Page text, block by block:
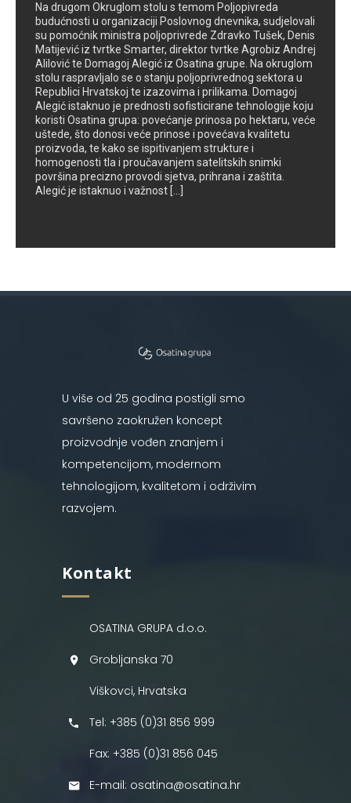
Na drugom Okruglom stolu s temom Poljopivreda
budućnosti u organizaciji Poslovnog dnevnika, sudjelovali
su pomoćnik ministra poljoprivrede Zdravko Tušek, Denis
Matijević iz tvrtke Smarter, direktor tvrtke Agrobiz Andrej
Alilović te Domagoj Alegić iz Osatina grupe. Na okruglom
stolu raspravljalo se o stanju poljoprivrednog sektora u
Republici Hrvatskoj te izazovima i prilikama. Domagoj
Alegić istaknuo je prednosti sofisticirane tehnologije koju
koristi Osatina grupa: povećanje prinosa po hektaru, veće
uštede, što donosi veće prinose i povećava kvalitetu
proizvoda, te kako se ispitivanjem strukture i
homogenosti tla i proučavanjem satelitskih snimki
površina precizno provodi sjetva, prihrana i zaštita.
Alegić je istaknuo i važnost [...]
U više od 25 godina postigli smo
savršeno zaokružen koncept
proizvodnje vođen znanjem i
kompetencijom, modernom
tehnologijom, kvalitetom i održivim
razvojem.
Kontakt
OSATINA GRUPA d.o.o.
Grobljanska 70
Viškovci, Hrvatska
Tel: +385 (0)31 856 999
Fax: +385 (0)31 856 045
E-mail: osatina@osatina.hr